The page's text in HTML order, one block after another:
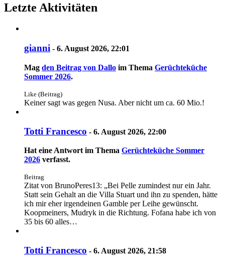
Letzte Aktivitäten
gianni - 6. August 2026, 22:01
Mag den Beitrag von Dallo im Thema Gerüchteküche
Sommer 2026.
Like (Beitrag)
Keiner sagt was gegen Nusa. Aber nicht um ca. 60 Mio.!
Totti Francesco - 6. August 2026, 22:00
Hat eine Antwort im Thema Gerüchteküche Sommer
2026 verfasst.
Beitrag
Zitat von BrunoPeres13: „Bei Pelle zumindest nur ein Jahr.
Statt sein Gehalt an die Villa Stuart und ihn zu spenden, hätte
ich mir eher irgendeinen Gamble per Leihe gewünscht.
Koopmeiners, Mudryk in die Richtung. Fofana habe ich von
35 bis 60 alles…
Totti Francesco - 6. August 2026, 21:58